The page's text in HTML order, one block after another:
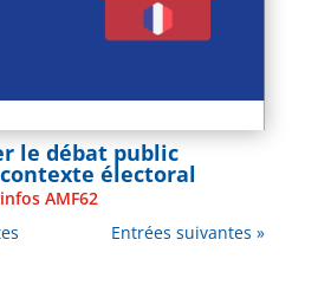
le débat public
électoral
AMF62
Entrées suivantes »